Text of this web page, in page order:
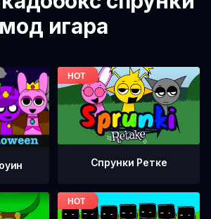
мод игара
Спрунки Ретке